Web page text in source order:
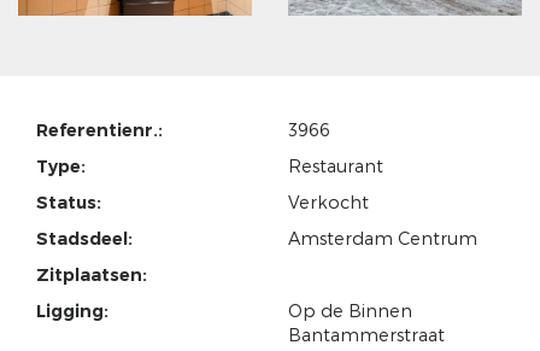
Referentienr.: 3966
Type: Restaurant
Status: Verkocht
Stadsdeel: Amsterdam Centrum
Zitplaatsen:
Ligging:
Op de Binnen
Bantammerstraat